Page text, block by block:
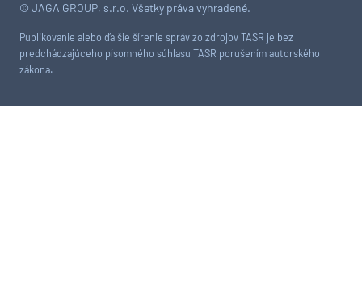
© JAGA GROUP, s.r.o. Všetky práva vyhradené.
Publikovanie alebo ďalšie šírenie správ zo zdrojov TASR je bez
predchádzajúceho písomného súhlasu TASR porušením autorského
zákona.